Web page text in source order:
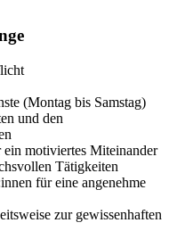
(Montag bis Samstag)
und den
motiviertes Miteinander
Tätigkeiten
für eine angenehme
zur gewissenhaften